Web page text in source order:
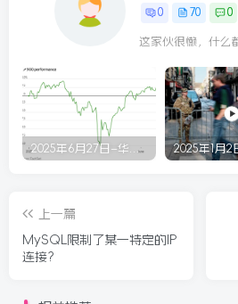
0 70 0
这家伙很懒，什么
2025年6月27日–华尔街回顾
上一篇
MySQL限制了某一特定的IP
连接?